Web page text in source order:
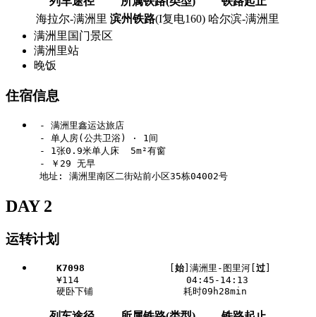
海拉尔-满洲里 滨州铁路(I复电160) 哈尔滨-满洲里
满洲里国门景区
满洲里站
晚饭
住宿信息
- 满洲里鑫运达旅店
- 单人房(公共卫浴) · 1间
- 1张0.9米单人床  5m²有窗
- ￥29 无早
DAY 2
运转计划
K7098 始 ]满洲里-图里河[ 过
    ¥114                   04:45-14:13